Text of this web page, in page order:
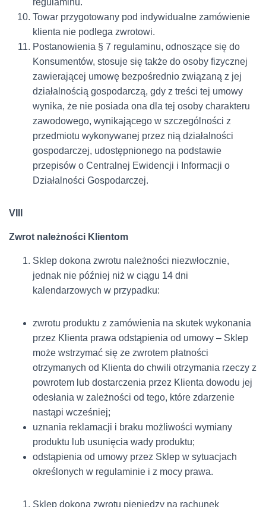
regulaminu.
Towar przygotowany pod indywidualne zamówienie
klienta nie podlega zwrotowi.
Postanowienia § 7 regulaminu, odnoszące się do
Konsumentów, stosuje się także do osoby fizycznej
zawierającej umowę bezpośrednio związaną z jej
działalnością gospodarczą, gdy z treści tej umowy
wynika, że nie posiada ona dla tej osoby charakteru
zawodowego, wynikającego w szczególności z
przedmiotu wykonywanej przez nią działalności
gospodarczej, udostępnionego na podstawie
przepisów o Centralnej Ewidencji i Informacji o
Działalności Gospodarczej.
VIII
Zwrot należności Klientom
Sklep dokona zwrotu należności niezwłocznie,
jednak nie później niż w ciągu 14 dni
kalendarzowych w przypadku:
zwrotu produktu z zamówienia na skutek wykonania
przez Klienta prawa odstąpienia od umowy – Sklep
może wstrzymać się ze zwrotem płatności
otrzymanych od Klienta do chwili otrzymania rzeczy z
powrotem lub dostarczenia przez Klienta dowodu jej
odesłania w zależności od tego, które zdarzenie
nastąpi wcześniej;
uznania reklamacji i braku możliwości wymiany
produktu lub usunięcia wady produktu;
odstąpienia od umowy przez Sklep w sytuacjach
określonych w regulaminie i z mocy prawa.
Sklep dokona zwrotu pieniędzy na rachunek